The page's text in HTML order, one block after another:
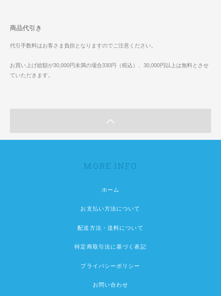
商品代引き
代引手数料はお客さま負担となりますのでご注意ください。
お買い上げ総額が30,000円未満の場合330円（税込）、30,000円以上は無料とさせ
ていただきます。
MORE INFO
ホーム
お支払い方法について
配送方法・送料について
特定商取引法に基づく表記
プライバシーポリシー
お問い合わせ